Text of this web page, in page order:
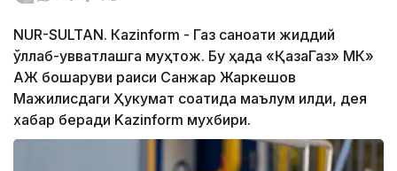
NUR-SULTAN. Кazinform - Газ саноати жиддий
қўллаб-қувватлашга муҳтож. Бу ҳақда «ҚазақГаз» МК»
АЖ бошқаруви раиси Санжар Жаркешов
Мажилисдаги Ҳукумат соатида маълум қилди, дея
хабар беради Kazinform мухбири.